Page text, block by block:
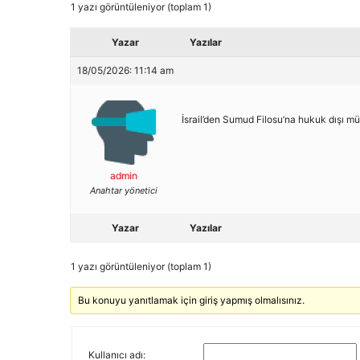
1 yazı görüntüleniyor (toplam 1)
Yazar Yazılar
18/05/2026: 11:14 am
admin
Anahtar yönetici
İsrail’den Sumud Filosu’na hukuk dışı
Yazar Yazılar
1 yazı görüntüleniyor (toplam 1)
Bu konuyu yanıtlamak için giriş yapmış olmalısınız.
Kullanıcı adı: